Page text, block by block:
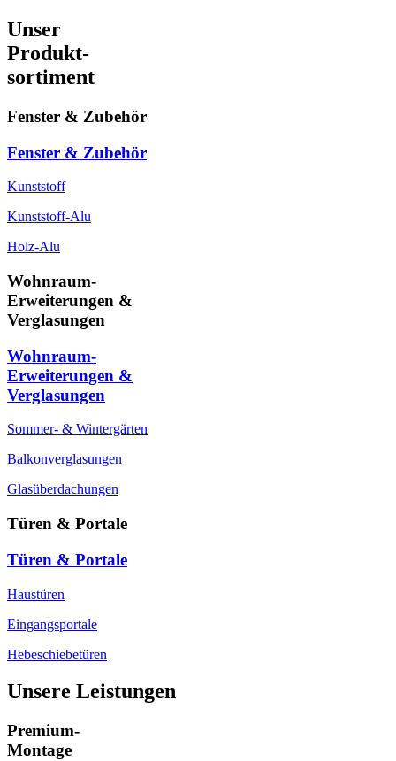
Unser
Produkt-
sortiment
Fenster & Zubehör
Fenster & Zubehör
Kunststoff
Kunststoff-Alu
Holz-Alu
Wohnraum-
Erweiterungen &
Verglasungen
Wohnraum-
Erweiterungen &
Verglasungen
Sommer- & Wintergärten
Balkonverglasungen
Glasüberdachungen
Türen & Portale
Türen & Portale
Haustüren
Eingangsportale
Hebeschiebetüren
Unsere Leistungen
Premium-
Montage